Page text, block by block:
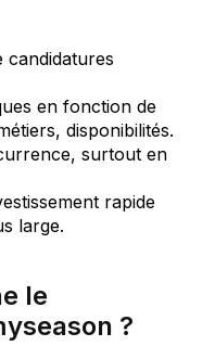
candidatures
en fonction de
disponibilités.
surtout en
rapide
large.
le
?